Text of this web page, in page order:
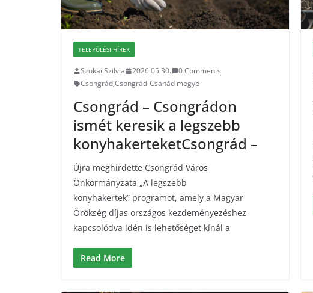
TELEPÜLÉSI HÍREK
Szokai Szilvia 2026.05.30.
0 Comments
Csongrád,Csongrád-Csanád megye
Csongrád – Csongrádon
ismét keresik a legszebb
konyhakerteketCsongrád –
Újra meghirdette Csongrád Város
Önkormányzata „A legszebb
konyhakertek” programot, amely a Magyar
Örökség díjas országos kezdeményezéshez
kapcsolódva idén is lehetőséget kínál a
Read More